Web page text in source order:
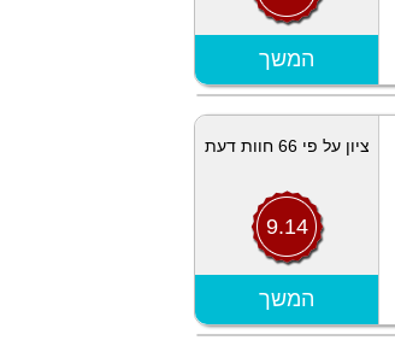
הצג מפה
המשך
ציון על פי 66 חוות דעת
9.14
הצג מפה
המשך